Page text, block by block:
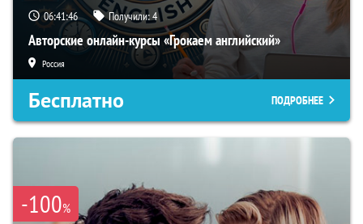
06:41:45 Получили:4
Авторские онлайн-курсы «Грокаем английский»
Россия
Бесплатно ПОДРОБНЕЕ
-100%